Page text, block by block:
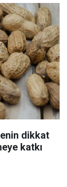
dikkat
katkı